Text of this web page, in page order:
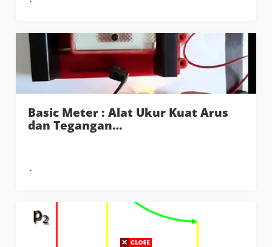
Basic Meter : Alat Ukur Kuat Arus
dan Tegangan…